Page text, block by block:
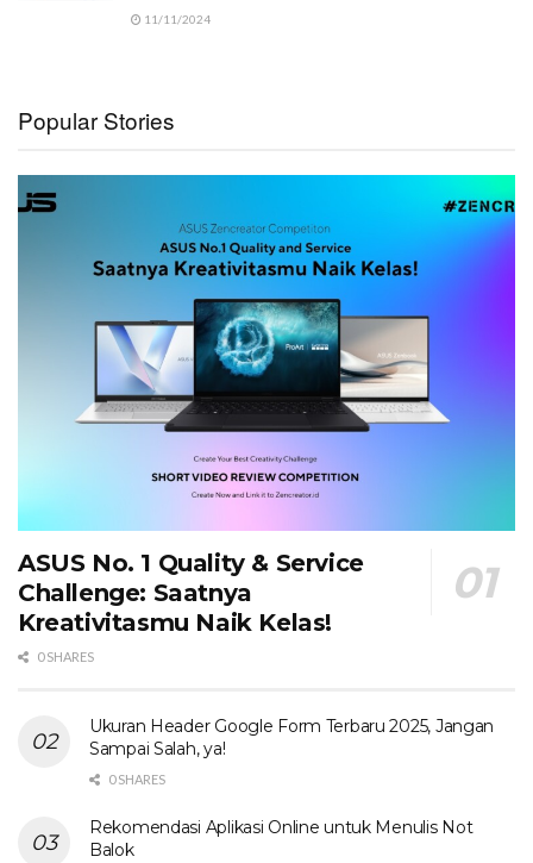
11/11/2024
Popular Stories
ASUS No. 1 Quality & Service
Challenge: Saatnya
Kreativitasmu Naik Kelas!
0 SHARES
Ukuran Header Google Form Terbaru 2025, Jangan
Sampai Salah, ya!
0 SHARES
Rekomendasi Aplikasi Online untuk Menulis Not
Balok